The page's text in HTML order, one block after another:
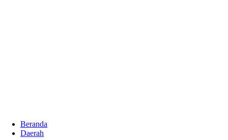
Beranda
Daerah